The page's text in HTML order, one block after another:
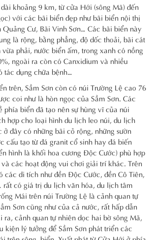
khoảng 9 km, từ cửa Hới (sông Mã) đến
với các bãi biển đẹp như bãi biển nội thị
Quảng Cư, Bãi Vinh Sơn… Các bãi biển này
là rộng, bằng phẳng, độ dốc thoải, bãi cát
phải, nước biển ấm, trong xanh có nồng
ngoài ra còn có Canxidium và nhiều
tác dụng chữa bệnh…
trên, Sầm Sơn còn có núi Trường Lệ cao 76
coi như là hòn ngọc của Sầm Sơn. Các
phía biển đã tạo nên sự hùng vĩ của núi
hợp cho loại hình du lịch leo núi, du lịch
đây có những bãi cỏ rộng, những sườn
cấu tạo từ đá granit cổ sinh hay đá biến
hình là khối hoa cương Độc Cước) phù hợp
các hoạt động vui chơi giải trí khác. Trên
các di tích như đền Độc Cước, đền Cô Tiên,
rất có giá trị du lịch văn hóa, du lịch tâm
Mái trên núi Trường Lệ là cảnh quan tự
Sơn cũng như của cả nước, rất hấp dẫn
cảnh quan tự nhiên dọc hai bờ sông Mã,
kiện lý tưởng để Sầm Sơn phát triển các